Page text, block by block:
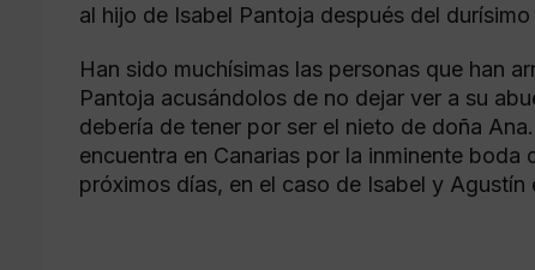
al hijo de Isabel Pantoja después del
Han sido muchísimas las personas que han
Pantoja acusándolos de no dejar ver a su
debería de tener por ser el nieto de doña
encuentra en Canarias por la inminente
próximos días, en el caso de Isabel y